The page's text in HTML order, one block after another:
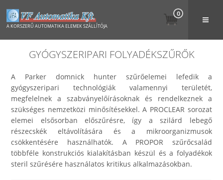
A KORSZERŰ AUTOMATIKA ELEMEK SZÁLLÍTÓJA
0
GYÓGYSZERIPARI FOLYADÉKSZŰRŐK
A Parker domnick hunter szűrőelemei lefedik a
gyógyszeripari technológiák valamennyi területét,
megfelelnek a szabványelőírásoknak és rendelkeznek a
szükséges nemzetközi minősítésekkel. A PROCLEAR sorozat
elemei elsősorban előszűrésre, így a szilárd lebegő
részecskék eltávolítására és a mikroorganizmusok
csökkentésére használhatók. A PROPOR szűrőcsalád
többféle konstrukciós kialakításban készül és a folyadékok
steril szűrésére használatos kritikus alkalmazásokban.